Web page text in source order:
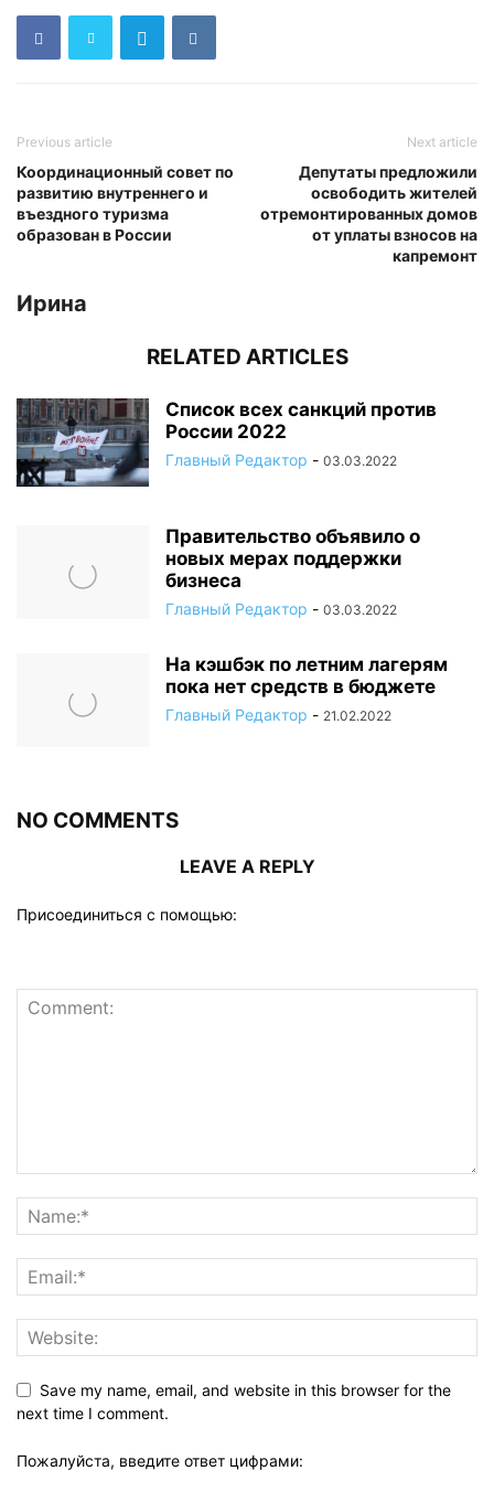
Previous article
Координационный совет по
развитию внутреннего и
въездного туризма
образован в России
Next article
Депутаты предложили
освободить жителей
отремонтированных домов
от уплаты взносов на
капремонт
Ирина
RELATED ARTICLES
Список всех санкций против
России 2022
Главный Редактор - 03.03.2022
Правительство объявило о
новых мерах поддержки
бизнеса
Главный Редактор - 03.03.2022
На кэшбэк по летним лагерям
пока нет средств в бюджете
Главный Редактор - 21.02.2022
NO COMMENTS
LEAVE A REPLY
Присоединиться с помощью:
Save my name, email, and website in this browser for the
next time I comment.
Пожалуйста, введите ответ цифрами: